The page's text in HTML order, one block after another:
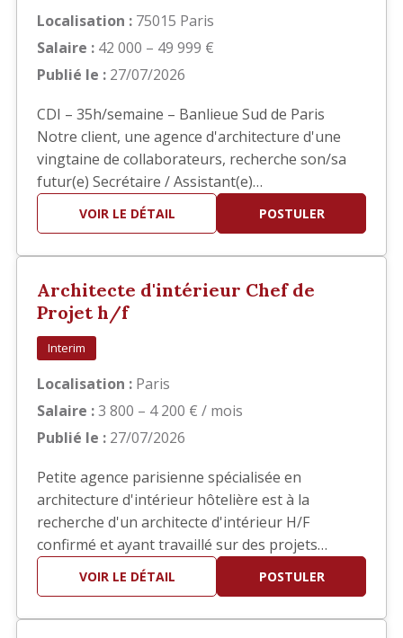
Localisation : 75015 Paris
Salaire : 42 000 – 49 999 €
Publié le : 27/07/2026
CDI – 35h/semaine – Banlieue Sud de Paris
Notre client, une agence d'architecture d'une
vingtaine de collaborateurs, recherche son/sa
futur(e) Secrétaire / Assistant(e)
Administratif(ve) Polyvalent(e) afin
d'accompagner la direction dans la gestion
l'autonomie et le sens du service sont e…
VOIR LE DÉTAIL POSTULER
Architecte d'intérieur Chef de
Projet h/f
Interim
Localisation : Paris
Salaire :3 800 – 4 200 € / mois
Publié le : 27/07/2026
Petite agence parisienne spécialisée en
architecture d'intérieur hôtelière est à la
recherche d'un architecte d'intérieur H/F
confirmé et ayant travaillé sur des projets
hôteliers. Bon concepteur (trice), vous travaillez
également sur Autocad pour dessiner tous les
VOIR LE DÉTAIL POSTULER